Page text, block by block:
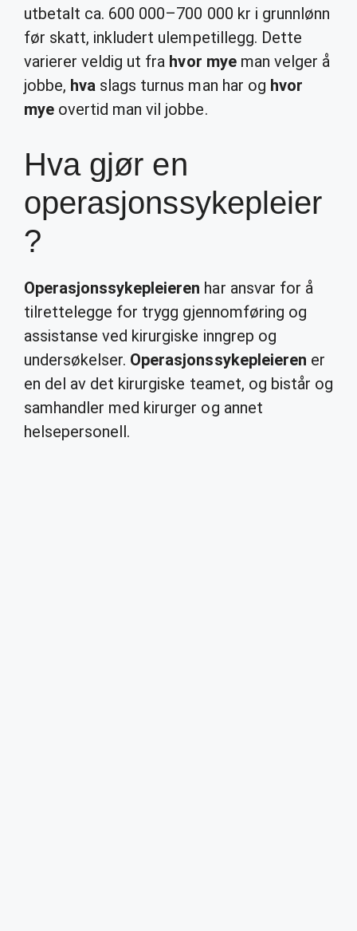
utbetalt ca. 600 000–700 000 kr i grunnlønn
før skatt, inkludert ulempetillegg. Dette
varierer veldig ut fra hvor myeman velger å
jobbe, hva slags turnus man har og hvor
mye overtid man vil jobbe.
Hva gjør en
operasjonssykepleier
?
Operasjonssykepleieren har ansvar for å
tilrettelegge for trygg gjennomføring og
assistanse ved kirurgiske inngrep og
undersøkelser. Operasjonssykepleieren er
en del av det kirurgiske teamet, og bistår og
samhandler med kirurger og annet
helsepersonell.